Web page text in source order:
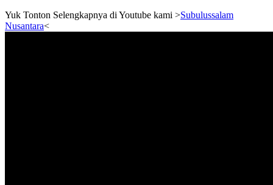
Yuk Tonton Selengkapnya di Youtube kami >Subulussalam
Nusantara<